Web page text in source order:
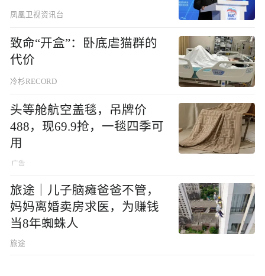
凤凰卫视资讯台
致命“开盒”：卧底虐猫群的
代价
冷杉RECORD
头等舱航空盖毯，吊牌价
488，现69.9抢，一毯四季可
用
旅途｜儿子脑瘫爸爸不管，
妈妈离婚卖房求医，为赚钱
当8年蜘蛛人
旅途